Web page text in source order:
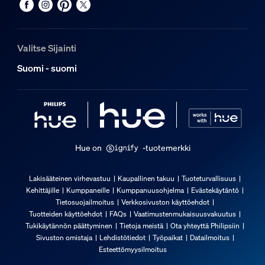
Valitse Sijainti
Suomi - suomi
Hue on -tuotemerkki
Lakisääteinen virhevastuu Kaupallinen takuu
Tuoteturvallisuus
Kehittäjille
Kumppaneille Kumppanuusohjelma
Evästekäytäntö
Tietosuojailmoitus
Verkkosivuston käyttöehdot
Tuotteiden käyttöehdot
FAQs
Vaatimustenmukaisuusvakuutus
Tukikäytännön päättyminen
Tietoja meistä
Ota yhteyttä Philipsiin
Sivuston omistaja
Lehdistötiedot Työpaikat
Datailmoitus
Esteettömyysilmoitus